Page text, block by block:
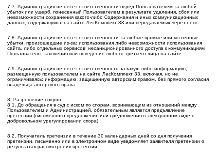
7.7. Администрация не несет ответственности перед Пользователем за любой
убыток или ущерб, понесенный Пользователем в результате удаления, сбоя или
невозможности сохранения какого-либо Содержания и иных коммуникационных
данных, содержащихся на сайте ЛесКомплект 33 или передаваемых через него.
7.8. Администрация не несет ответственности за любые прямые или косвенные
убытки, произошедшие из-за: использования либо невозможности использования
сайта, либо отдельных сервисов; несанкционированного доступа к коммуникациям
Пользователя; заявления или поведение любого третьего лица на сайте.
7.9. Администрация не несет ответственность за какую-либо информацию,
размещенную пользователем на сайте ЛесКомплект 33, включая, но не
ограничиваясь: информацию, защищенную авторским правом, без прямого согласия
владельца авторского права.
8. Разрешение споров
8.1. До обращения в суд с иском по спорам, возникающим из отношений между
Пользователем и Администрацией, обязательным является предъявление
претензии (письменного предложения или предложения в электронном виде о
добровольном урегулировании спора).
8.2. Получатель претензии в течение 30 календарных дней со дня получения
претензии, письменно или в электронном виде уведомляет заявителя претензии о
результатах рассмотрения претензии.